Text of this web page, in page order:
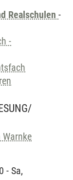
Realschulen -
-
- Sa,